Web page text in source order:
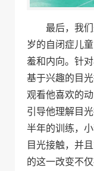
最后，我
岁的自闭症儿
羞和内向。针
基于兴趣的目
观看他喜欢的
引导他理解目
半年的训练，
目光接触，并
的这一改变不